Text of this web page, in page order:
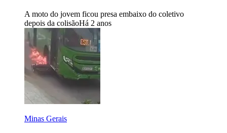
A moto do jovem ficou presa embaixo do coletivo
depois da colisãoHá 2 anos
Minas Gerais